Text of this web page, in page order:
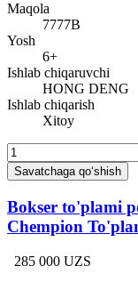
Maqola
7777B
Yosh
6+
Ishlab chiqaruvchi
HONG DENG
Ishlab chiqarish
Xitoy
Savatchaga qo‘shish
Bokser to'plami
Chempion
285 000 UZS